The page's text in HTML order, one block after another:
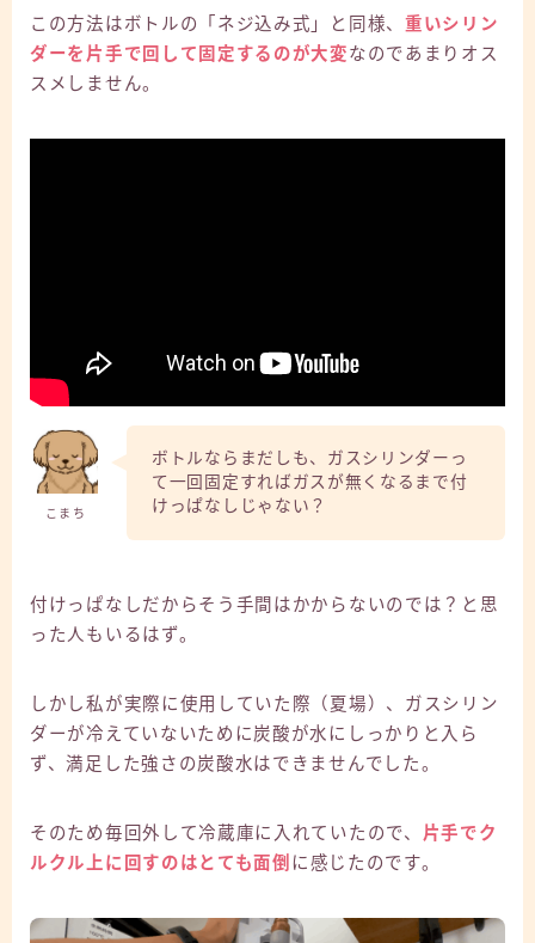
この方法はボトルの「ネジ込み式」と同様、 重いシリン
ダーを片手で回して固定するのが大変なのであまりオス
スメしません。
こまち
ボトルならまだしも、ガスシリンダーっ
て一回固定すればガスが無くなるまで付
けっぱなしじゃない？
付けっぱなしだからそう手間はかからないのでは？と思
った人もいるはず。
しかし私が実際に使用していた際（夏場）、ガスシリン
ダーが冷えていないために炭酸が水にしっかりと入ら
ず、満足した強さの炭酸水はできませんでした。
そのため毎回外して冷蔵庫に入れていたので、 片手でク
ルクル上に回すのはとても面倒 に感じたのです。